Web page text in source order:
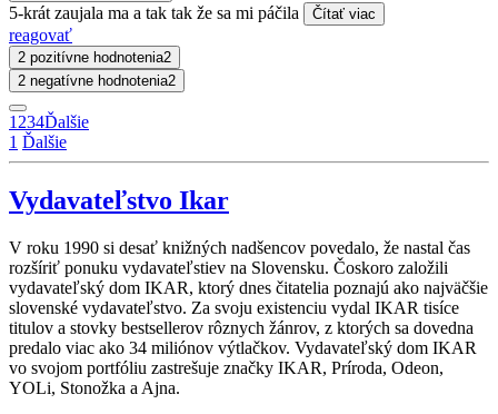
5-krát zaujala ma a tak tak že sa mi páčila
Čítať viac
reagovať
2 pozitívne hodnotenia2
2 negatívne hodnotenia2
1 234Ďalšie
1 Ďalšie
Vydavateľstvo Ikar
V roku 1990 si desať knižných nadšencov povedalo, že nastal čas
rozšíriť ponuku vydavateľstiev na Slovensku. Čoskoro založili
vydavateľský dom IKAR, ktorý dnes čitatelia poznajú ako najväčšie
slovenské vydavateľstvo. Za svoju existenciu vydal IKAR tisíce
titulov a stovky bestsellerov rôznych žánrov, z ktorých sa dovedna
predalo viac ako 34 miliónov výtlačkov. Vydavateľský dom IKAR
vo svojom portfóliu zastrešuje značky IKAR, Príroda, Odeon,
YOLi, Stonožka a Ajna.